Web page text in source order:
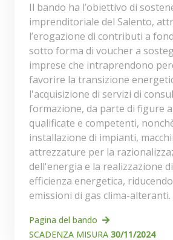
Il bando ha l’obiettivo di
imprenditoriale del Salento,
l’erogazione di contributi a
sotto forma di voucher a
imprese che intraprendono
favorire la transizione
l'acquisizione di servizi di
formazione, da parte di figure
qualificate e competenti,
installazione di impianti,
attrezzature per la
dell'energia e la realizzazione
efficienza energetica,
emissioni di gas clima-alteranti.
Pagina del bando
SCADENZA MISURA 30/11/2024